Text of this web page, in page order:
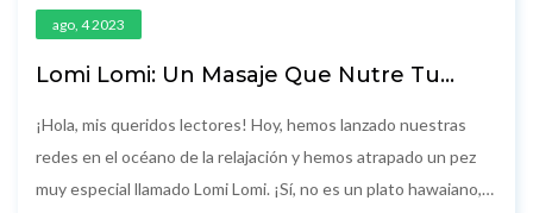
ago, 4 2023
Lomi Lomi: Un Masaje Que Nutre Tu
¡Hola, mis queridos lectores! Hoy, hemos lanzado nuestras
redes en el océano de la relajación y hemos atrapado un pez
muy especial llamado Lomi Lomi. ¡Sí, no es un plato hawaiano,